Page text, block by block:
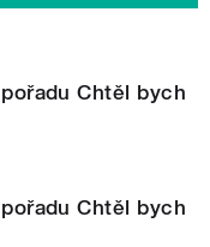
Chtěl bych
Chtěl bych